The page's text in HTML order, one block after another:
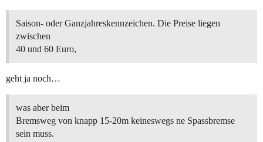
Saison- oder Ganzjahreskennzeichen. Die Preise liegen
zwischen
40 und 60 Euro,
geht ja noch…
was aber beim
Bremsweg von knapp 15-20m keineswegs ne Spassbremse
sein muss.